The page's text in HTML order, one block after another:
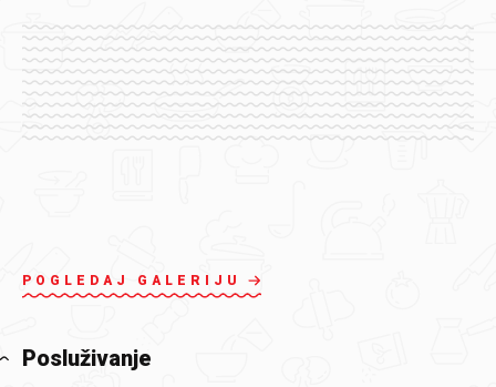
POGLEDAJ GALERIJU
Posluživanje